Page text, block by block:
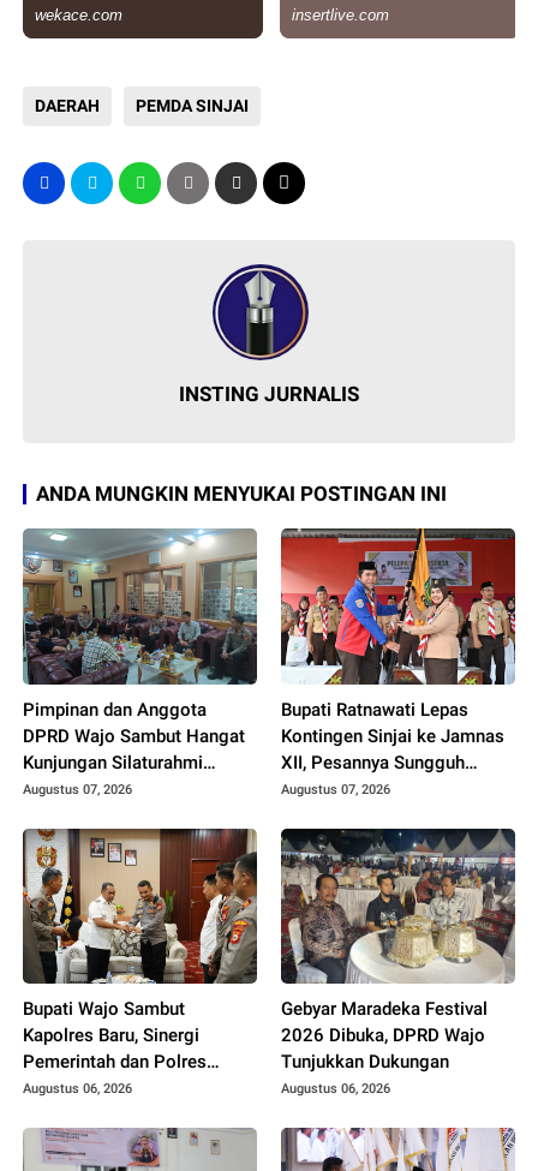
DAERAH PEMDA SINJAI
INSTING JURNALIS
ANDA MUNGKIN MENYUKAI POSTINGAN INI
Pimpinan dan Anggota
DPRD Wajo Sambut Hangat
Kunjungan Silaturahmi
Kapolres yang Baru
Augustus 07, 2026
Bupati Ratnawati Lepas
Kontingen Sinjai ke Jamnas
XII, Pesannya Sungguh
Menggugah Hati
Augustus 07, 2026
Bupati Wajo Sambut
Kapolres Baru, Sinergi
Pemerintah dan Polres
Diperkuat
Augustus 06, 2026
Gebyar Maradeka Festival
2026 Dibuka, DPRD Wajo
Tunjukkan Dukungan
Augustus 06, 2026